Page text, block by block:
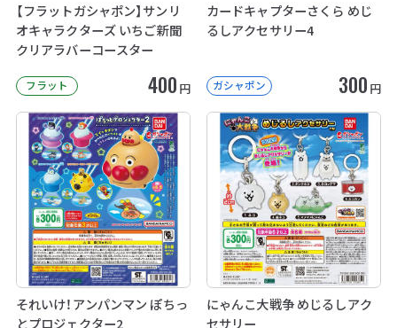
【フラットガシャポン】サンリ
オキャラクターズ いちご新聞
クリアラバーコースター
フラット 400 円
カードキャプターさくら めじ
るしアクセサリー4
ガシャポン 300 円
それいけ！アンパンマン ぽちっ
とプロジェクター2
にゃんこ大戦争 めじるしアク
セサリー